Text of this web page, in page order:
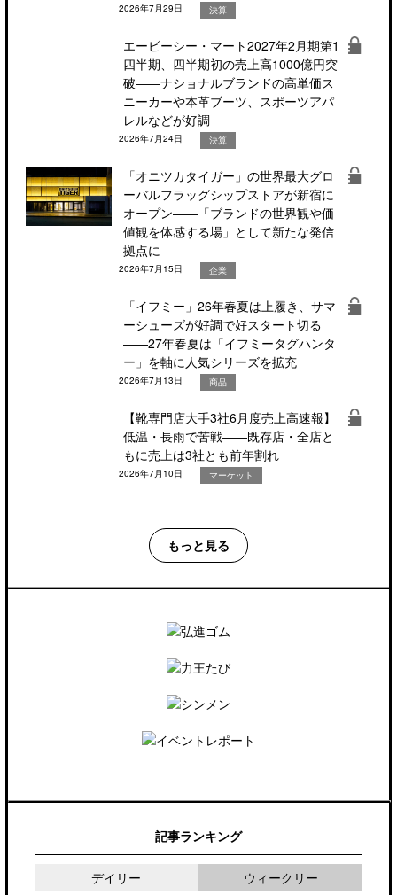
2026年7月29日 決算
エービーシー・マート2027年2月期第1
四半期、四半期初の売上高1000億円突
破――ナショナルブランドの高単価ス
ニーカーや本革ブーツ、スポーツアパ
レルなどが好調
2026年7月24日 決算
「オニツカタイガー」の世界最大グロ
ーバルフラッグシップストアが新宿に
オープン――「ブランドの世界観や価
値観を体感する場」として新たな発信
拠点に
2026年7月15日 企業
「イフミー」26年春夏は上履き、サマ
ーシューズが好調で好スタート切る
――27年春夏は「イフミータグハンタ
ー」を軸に人気シリーズを拡充
2026年7月13日 商品
【靴専門店大手3社6月度売上高速報】
低温・長雨で苦戦――既存店・全店と
もに売上は3社とも前年割れ
2026年7月10日 マーケット
もっと見る
記事ランキング
デイリー ウィークリー